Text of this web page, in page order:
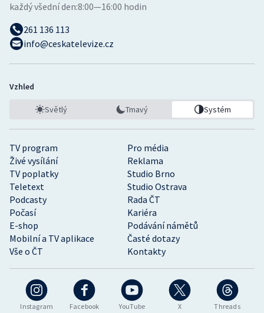
Instagram Facebook YouTube X Threads
TV program
Pro média
Živé vysílání
Reklama
TV poplatky
Studio Brno
Teletext
Studio Ostrava
Podcasty
Rada ČT
Počasí
Kariéra
E-shop
Podávání námětů
Mobilní a TV aplikace
Časté dotazy
Vše o ČT
Kontakty
každý všední den:8:00—16:00 hodin
261 136 113
info@ceskatelevize.cz
Vzhled
Světlý Tmavý Systém